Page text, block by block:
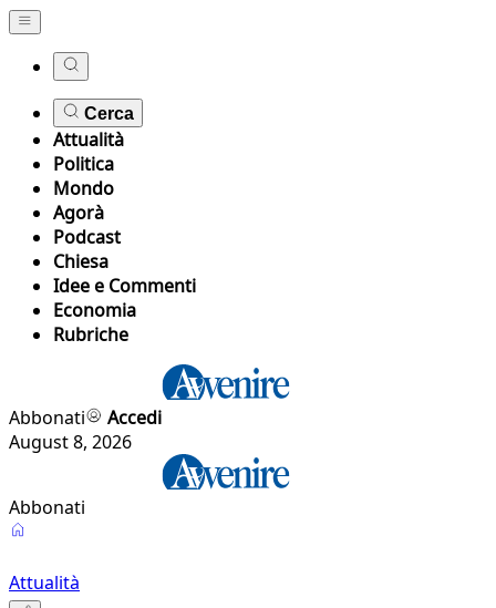
Cerca
Attualità
Politica
Mondo
Agorà
Podcast
Chiesa
Idee e Commenti
Economia
Rubriche
Abbonati
Accedi
August 8, 2026
Abbonati
Attualità